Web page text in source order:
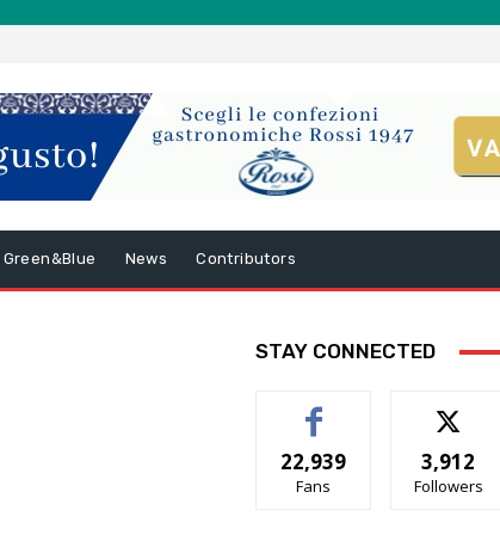
Green&Blue News Contributors
STAY CONNECTED
22,939
Fans
3,912
Followers